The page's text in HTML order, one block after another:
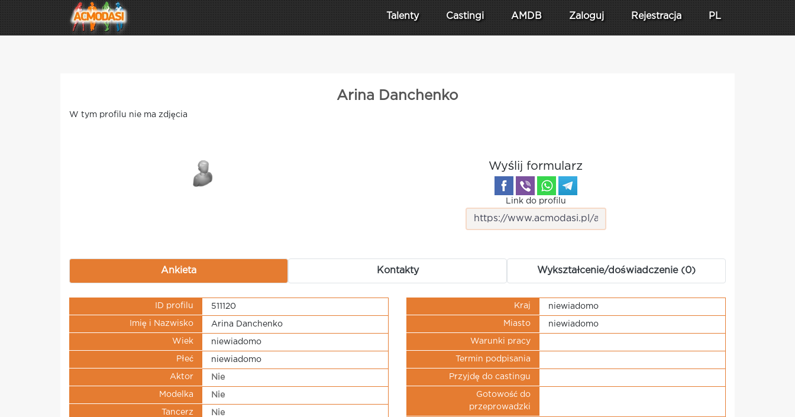
Talenty Castingi AMDB Zaloguj Rejestracja PL
Arina Danchenko
W tym profilu nie ma zdjęcia
Wyślij formularz
Link do profilu
Ankieta Kontakty Wykształcenie/doświadczenie (0)
ID profilu 511120
Imię i Nazwisko Arina Danchenko
Wiek niewiadomo
Płeć niewiadomo
Aktor Nie
Modelka Nie
Tancerz Nie
Kraj niewiadomo
Miasto niewiadomo
Warunki pracy
Termin podpisania
Przyjdę do castingu
Gotowość do
przeprowadzki